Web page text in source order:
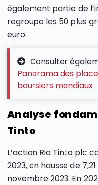
également partie de
regroupe les 50 plus
euro.
Consulter
Panorama des
boursiers mondiaux
Analyse
Tinto
L’action Rio Tinto plc
2023, en hausse de
novembre 2023. En